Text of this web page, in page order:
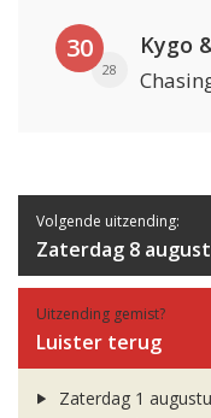
30
28
Kygo
Volgende uitzending:
Zaterdag 8
Uitzending gemist?
Luister terug
Zaterdag 1